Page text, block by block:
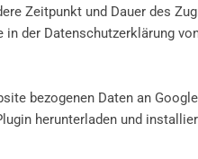
Zeitpunkt und Dauer des
der Datenschutzerklärung
bezogenen Daten an
herunterladen und